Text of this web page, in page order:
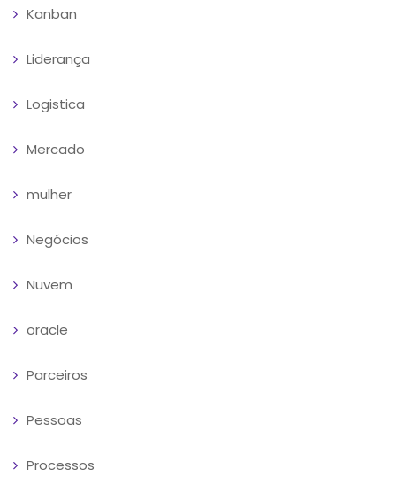
Kanban
Liderança
Logistica
Mercado
mulher
Negócios
Nuvem
oracle
Parceiros
Pessoas
Processos